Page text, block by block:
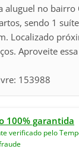
aluguel no bairro
sendo 1
Localizado
Aproveite
153988
100% garantida
verificado pelo